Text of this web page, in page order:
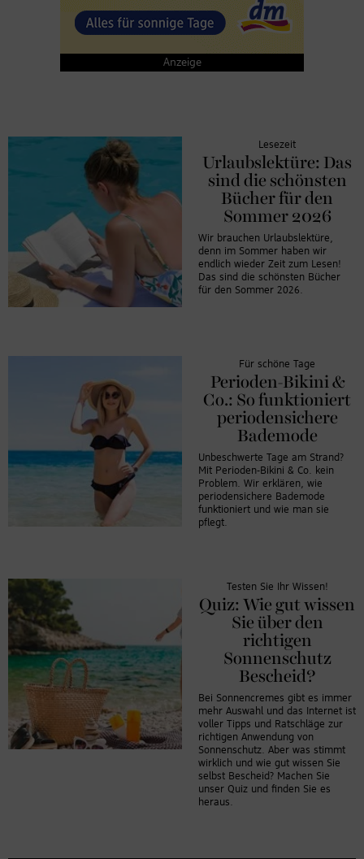
Anzeige
Lesezeit
Urlaubslektüre: Das
sind die schönsten
Bücher für den
Sommer 2026
Wir brauchen Urlaubslektüre,
denn im Sommer haben wir
endlich wieder Zeit zum Lesen!
Das sind die schönsten Bücher
für den Sommer 2026.
Für schöne Tage
Perioden-Bikini &
Co.: So funktioniert
periodensichere
Bademode
Unbeschwerte Tage am Strand?
Mit Perioden-Bikini & Co. kein
Problem. Wir erklären, wie
periodensichere Bademode
funktioniert und wie man sie
pflegt.
Testen Sie Ihr Wissen!
Quiz: Wie gut wissen
Sie über den
richtigen
Sonnenschutz
Bescheid?
Bei Sonnencremes gibt es immer
mehr Auswahl und das Internet ist
voller Tipps und Ratschläge zur
richtigen Anwendung von
Sonnenschutz. Aber was stimmt
wirklich und wie gut wissen Sie
selbst Bescheid? Machen Sie
unser Quiz und finden Sie es
heraus.